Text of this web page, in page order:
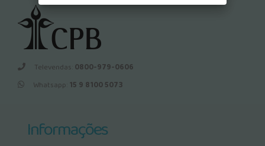
Televendas: 0800-979-0606
Whatsapp: 15 9 8100 5073
Informações